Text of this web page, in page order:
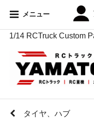
メニュー
1/14 RCTruck Custom
タイヤ、ハブ